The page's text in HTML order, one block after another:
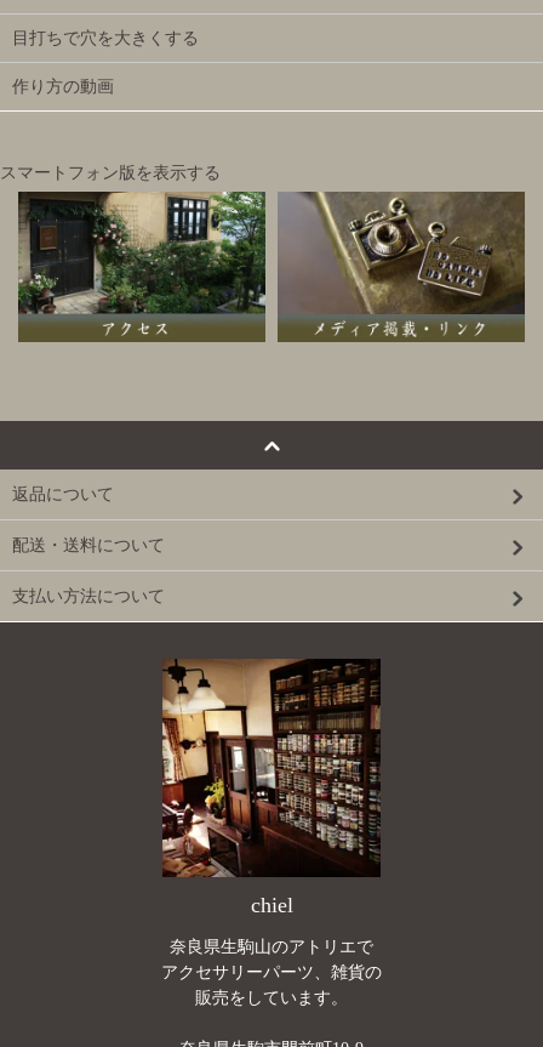
目打ちで穴を大きくする
作り方の動画
スマートフォン版を表示する
返品について
配送・送料について
支払い方法について
chiel
奈良県生駒山のアトリエで
アクセサリーパーツ、雑貨の
販売をしています。